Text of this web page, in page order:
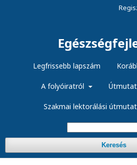
Legfrissebb lapszám
A folyóiratról
Szakmai lektorálási
Keresés